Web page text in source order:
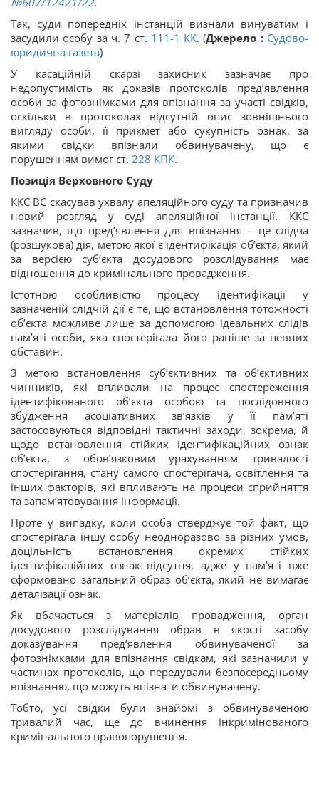
Так, суди попередніх інстанцій визнали винуватим і
засудили особу за ч. 7 ст. 111-1 КК. (Джерело : Судово-
юридична газета)
У касаційній скарзі захисник зазначає про
недопустимість як доказів протоколів пред’явлення
особи за фотознімками для впізнання за участі свідків,
оскільки в протоколах відсутній опис зовнішнього
вигляду особи, її прикмет або сукупність ознак, за
якими свідки впізнали обвинувачену, що є
порушенням вимог ст. 228 КПК.
Позиція Верховного Суду
ККС ВС скасував ухвалу апеляційного суду та призначив
новий розгляд у суді апеляційної інстанції. ККС
зазначив, що пред’явлення для впізнання – це слідча
(розшукова) дія, метою якої є ідентифікація об’єкта, який
за версією суб’єкта досудового розслідування має
відношення до кримінального провадження.
Істотною особливістю процесу ідентифікації у
зазначеній слідчій дії є те, що встановлення тотожності
об’єкта можливе лише за допомогою ідеальних слідів
пам’яті особи, яка спостерігала його раніше за певних
обставин.
З метою встановлення суб’єктивних та об’єктивних
чинників, які впливали на процес спостереження
ідентифікованого об’єкта особою та послідовного
збудження асоціативних зв’язків у її пам’яті
застосовуються відповідні тактичні заходи, зокрема, й
щодо встановлення стійких ідентифікаційних ознак
об’єкта, з обов’язковим урахуванням тривалості
спостерігання, стану самого спостерігача, освітлення та
інших факторів, які впливають на процеси сприйняття
та запам’ятовування інформації.
Проте у випадку, коли особа стверджує той факт, що
спостерігала іншу особу неодноразово за різних умов,
доцільність встановлення окремих стійких
ідентифікаційних ознак відсутня, адже у пам’яті вже
сформовано загальний образ об’єкта, який не вимагає
деталізації ознак.
Як вбачається з матеріалів провадження, орган
досудового розслідування обрав в якості засобу
доказування пред’явлення обвинуваченої за
фотознімками для впізнання свідкам, які зазначили у
частинах протоколів, що передували безпосередньому
впізнанню, що можуть впізнати обвинувачену.
Тобто, усі свідки були знайомі з обвинуваченою
тривалий час, ще до вчинення інкримінованого
кримінального правопорушення.